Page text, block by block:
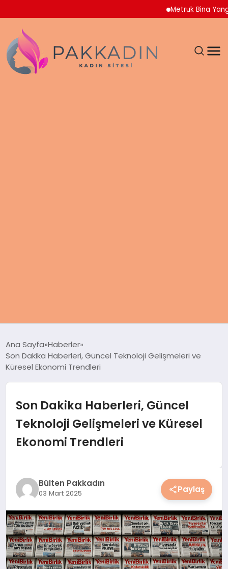
Metruk Bina Yangını
KADIN
SPOR & FITNESS
YEMEK
KIMDIR?
HESAPLAMALAR
Ana Sayfa Haberler
Son Dakika Haberleri, Güncel Teknoloji Gelişmeleri ve
Küresel Ekonomi Trendleri
Son Dakika Haberleri, Güncel
Teknoloji Gelişmeleri ve Küresel
Ekonomi Trendleri
Bülten Pakkadın
03 Mart 2025 Paylaş